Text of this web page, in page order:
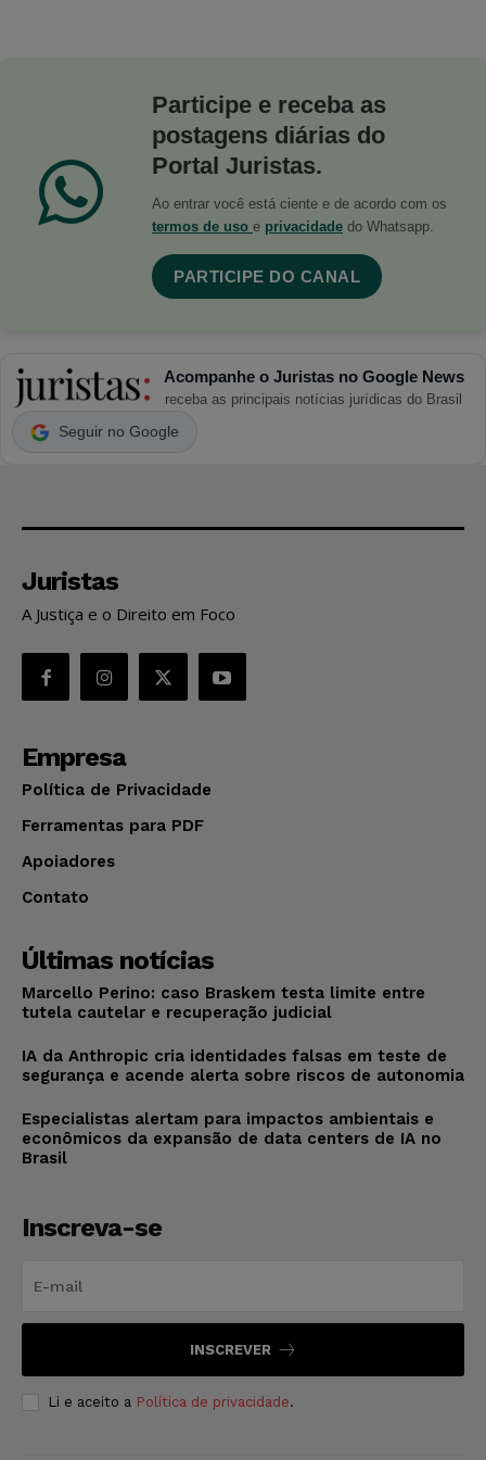
Participe e receba as
postagens diárias do
Portal Juristas.
Ao entrar você está ciente e de acordo com os
termos de uso e privacidade do Whatsapp.
PARTICIPE DO CANAL
Acompanhe o Juristas no Google News
receba as principais notícias jurídicas do Brasil
Seguir no Google
Juristas
A Justiça e o Direito em Foco
Empresa
Política de Privacidade
Ferramentas para PDF
Apoiadores
Contato
Últimas notícias
Marcello Perino: caso Braskem testa limite entre
tutela cautelar e recuperação judicial
IA da Anthropic cria identidades falsas em teste de
segurança e acende alerta sobre riscos de autonomia
Especialistas alertam para impactos ambientais e
econômicos da expansão de data centers de IA no
Brasil
Inscreva-se
INSCREVER
Li e aceito a Política de privacidade.